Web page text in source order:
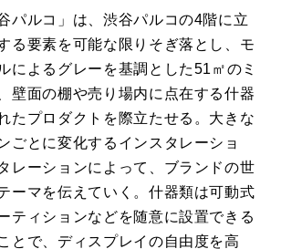
パルコ」は、渋谷パルコの4階に立
る要素を可能な限りそぎ落とし、モ
によるグレーを基調とした51㎡のミ
壁面の棚や売り場内に点在する什器
たプロダクトを際立たせる。大きな
ごとに変化するインスタレーショ
レーションによって、ブランドの世
ーマを伝えていく。什器類は可動式
ティションなどを随意に設置できる
とで、ディスプレイの自由度を高